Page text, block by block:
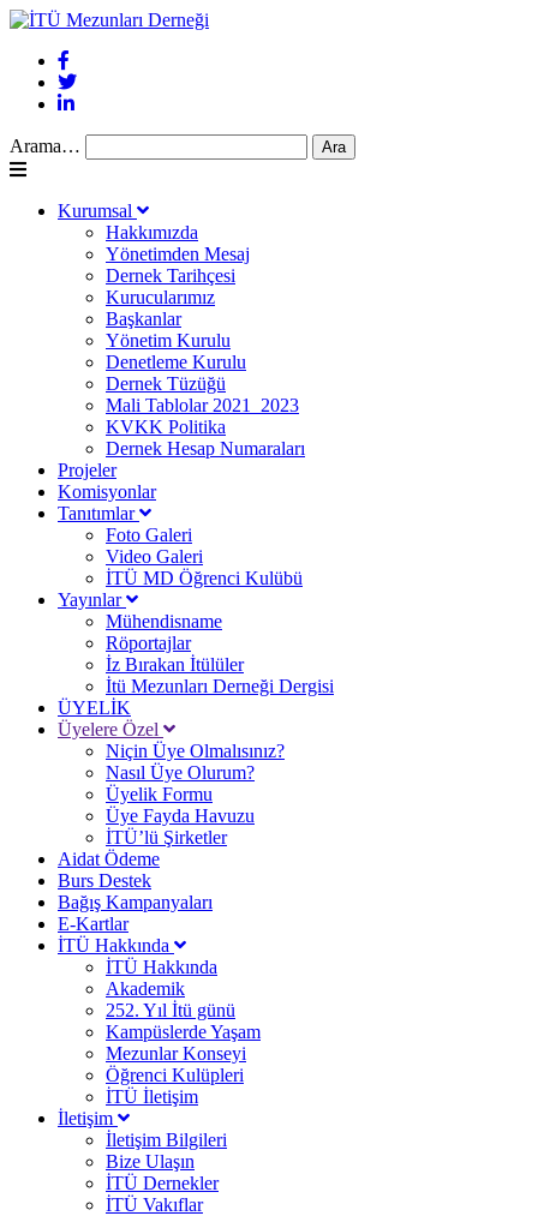
Arama…
Kurumsal
Hakkımızda
Yönetimden Mesaj
Dernek Tarihçesi
Kurucularımız
Başkanlar
Yönetim Kurulu
Denetleme Kurulu
Dernek Tüzüğü
Mali Tablolar 2021_2023
KVKK Politika
Dernek Hesap Numaraları
Projeler
Komisyonlar
Tanıtımlar
Foto Galeri
Video Galeri
İTÜ MD Öğrenci Kulübü
Yayınlar
Mühendisname
Röportajlar
İz Bırakan İtülüler
İtü Mezunları Derneği Dergisi
ÜYELİK
Üyelere Özel
Niçin Üye Olmalısınız?
Nasıl Üye Olurum?
Üyelik Formu
Üye Fayda Havuzu
İTÜ’lü Şirketler
Aidat Ödeme
Burs Destek
Bağış Kampanyaları
E-Kartlar
İTÜ Hakkında
İTÜ Hakkında
Akademik
252. Yıl İtü günü
Kampüslerde Yaşam
Mezunlar Konseyi
Öğrenci Kulüpleri
İTÜ İletişim
İletişim
İletişim Bilgileri
Bize Ulaşın
İTÜ Dernekler
İTÜ Vakıflar